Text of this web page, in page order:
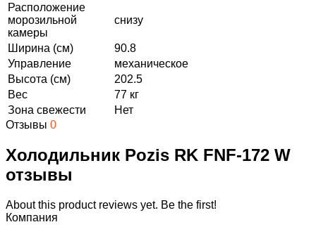
Расположение
морозильной
камеры
снизу
Ширина (см)
90.8
Управление
механическое
Высота (см)
202.5
Вес
77 кг
Зона свежести
Нет
Отзывы 0
Холодильник Pozis RK FNF-172 W
отзывы
About this product reviews yet. Be the first!
Компания